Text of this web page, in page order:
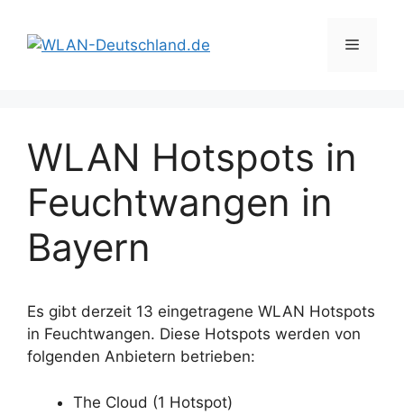
Inhalt
springen
Menü
WLAN Hotspots in
Feuchtwangen in
Bayern
Es gibt derzeit 13 eingetragene WLAN Hotspots
in Feuchtwangen. Diese Hotspots werden von
folgenden Anbietern betrieben:
The Cloud (1 Hotspot)